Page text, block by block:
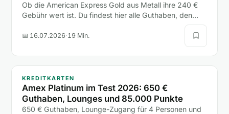
Ob die American Express Gold aus Metall ihre 240 €
Gebühr wert ist. Du findest hier alle Guthaben, den
200-€-Bonus, die Versicherungen und den Vergleich
mit Platinum und Payback Amex.
📅 16.07.2026·19 Min.
KREDITKARTEN
Amex Platinum im Test 2026: 650 €
Guthaben, Lounges und 85.000 Punkte
650 € Guthaben, Lounge-Zugang für 4 Personen und